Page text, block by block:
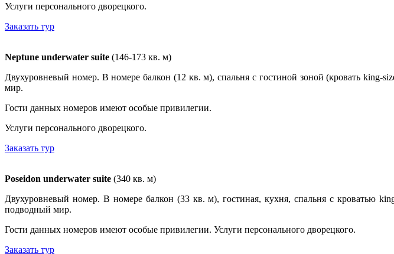
Услуги персонального дворецкого.
Заказать тур
Neptune underwater suite (146-173 кв. м)
Двухуровневый номер. В номере балкон (12 кв. м), спальня с гостиной зоной (кровать
мир.
Гости данных номеров имеют особые привилегии.
Услуги персонального дворецкого.
Заказать тур
Poseidon underwater suite (340 кв. м)
Двухуровневый номер. В номере балкон (33 кв. м), гостиная, кухня, спальня с кроватью
подводный мир.
Гости данных номеров имеют особые привилегии. Услуги персонального дворецкого.
Заказать тур